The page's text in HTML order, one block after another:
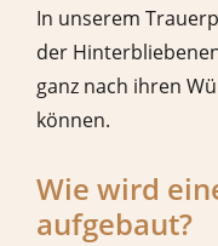
In unserem
der
ganz nach ihren
können.
Wie wird
aufgebaut?